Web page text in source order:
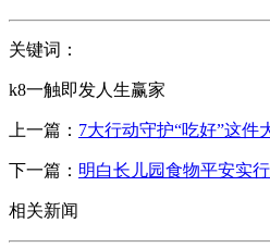
关键词：
k8一触即发人生赢家
上一篇： 7大行动守护“吃好”这件
下一篇： 明白长儿园食物平安实
相关新闻